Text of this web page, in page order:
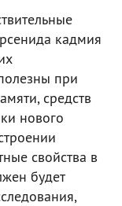
кадмия
при
средств
нового
свойства в
будет